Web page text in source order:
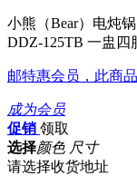
小熊（Bear）电炖
DDZ-125TB 一盅四
邮特惠会员，此商
成为会员
促销 领取
选择颜色 尺寸
请选择收货地址